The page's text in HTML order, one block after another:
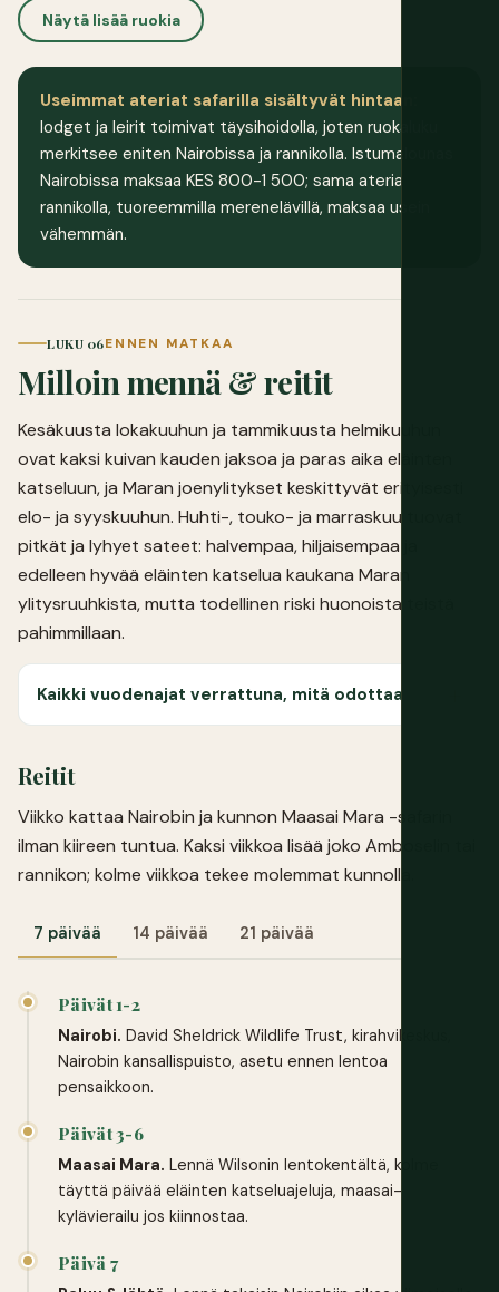
Näytä lisää ruokia
Useimmat ateriat safarilla sisältyvät hintaan:
lodget ja leirit toimivat täysihoidolla, joten ruokaluku
merkitsee eniten Nairobissa ja rannikolla. Istumalounas
Nairobissa maksaa KES 800-1 500; sama ateria
rannikolla, tuoreemmilla merenelävillä, maksaa usein
vähemmän.
LUKU 06ENNEN MATKAA
Milloin mennä & reitit
Kesäkuusta lokakuuhun ja tammikuusta helmikuuhun
ovat kaksi kuivan kauden jaksoa ja paras aika eläinten
katseluun, ja Maran joenylitykset keskittyvät erityisesti
elo- ja syyskuuhun. Huhti-, touko- ja marraskuu tuovat
pitkät ja lyhyet sateet: halvempaa, hiljaisempaa ja
edelleen hyvää eläinten katselua kaukana Maran
ylitysruuhkista, mutta todellinen riski huonoista teistä
pahimmillaan.
Kaikki vuodenajat verrattuna, mitä odottaa
Reitit
Viikko kattaa Nairobin ja kunnon Maasai Mara -safarin
ilman kiireen tuntua. Kaksi viikkoa lisää joko Amboselin tai
rannikon; kolme viikkoa tekee molemmat kunnolla.
7 päivää 14 päivää 21 päivää
Päivät 1-2
Nairobi. David Sheldrick Wildlife Trust, kirahvikeskus,
Nairobin kansallispuisto, asetu ennen lentoa
pensaikkoon.
Päivät 3-6
Maasai Mara. Lennä Wilsonin lentokentältä, kolme
täyttä päivää eläinten katseluajeluja, maasai-
kylävierailu jos kiinnostaa.
Päivä 7